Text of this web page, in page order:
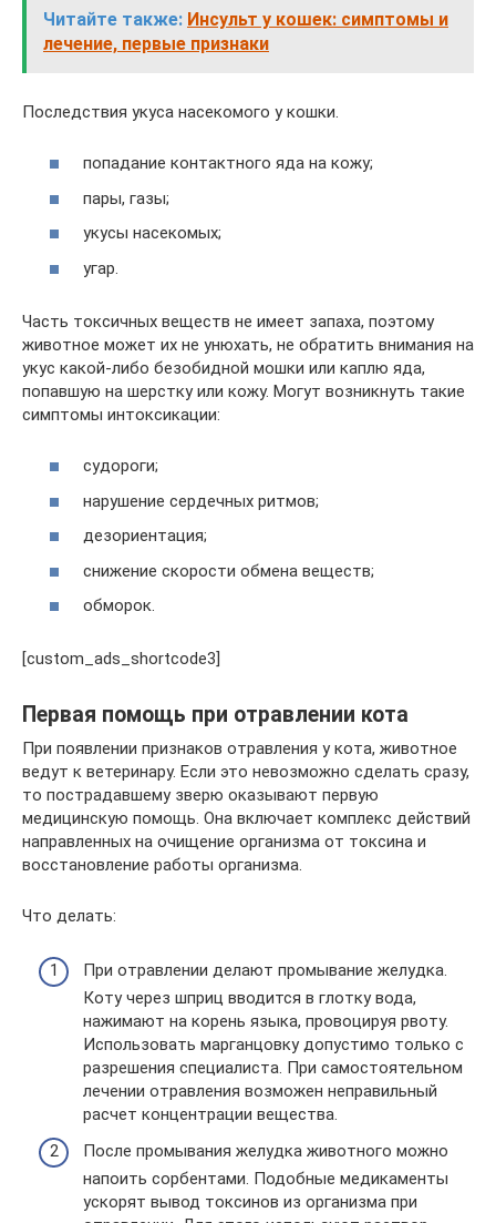
Читайте также: Инсульт у кошек: симптомы и
лечение, первые признаки
Последствия укуса насекомого у кошки.
попадание контактного яда на кожу;
пары, газы;
укусы насекомых;
угар.
Часть токсичных веществ не имеет запаха, поэтому
животное может их не унюхать, не обратить внимания на
укус какой-либо безобидной мошки или каплю яда,
попавшую на шерстку или кожу. Могут возникнуть такие
симптомы интоксикации:
судороги;
нарушение сердечных ритмов;
дезориентация;
снижение скорости обмена веществ;
обморок.
[custom_ads_shortcode3]
Первая помощь при отравлении кота
При появлении признаков отравления у кота, животное
ведут к ветеринару. Если это невозможно сделать сразу,
то пострадавшему зверю оказывают первую
медицинскую помощь. Она включает комплекс действий
направленных на очищение организма от токсина и
восстановление работы организма.
Что делать:
При отравлении делают промывание желудка.
Коту через шприц вводится в глотку вода,
нажимают на корень языка, провоцируя рвоту.
Использовать марганцовку допустимо только с
разрешения специалиста. При самостоятельном
лечении отравления возможен неправильный
расчет концентрации вещества.
После промывания желудка животного можно
напоить сорбентами. Подобные медикаменты
ускорят вывод токсинов из организма при